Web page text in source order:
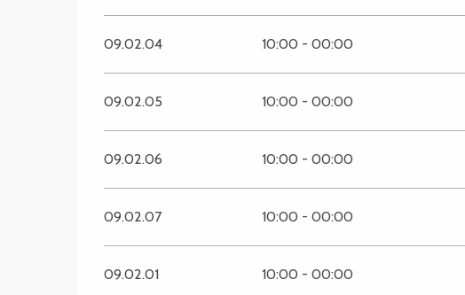
09.02.04 10:00 - 00:00
09.02.05 10:00 - 00:00
09.02.06 10:00 - 00:00
09.02.07 10:00 - 00:00
09.02.01 10:00 - 00:00